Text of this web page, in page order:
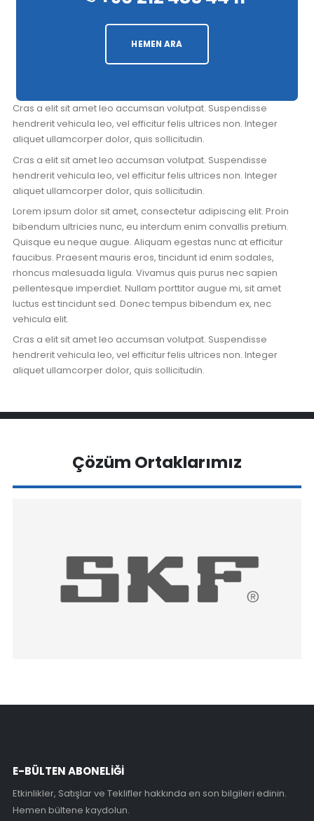
HEMEN ARA
Cras a elit sit amet leo accumsan volutpat. Suspendisse
hendrerit vehicula leo, vel efficitur felis ultrices non. Integer
aliquet ullamcorper dolor, quis sollicitudin.
Cras a elit sit amet leo accumsan volutpat. Suspendisse
hendrerit vehicula leo, vel efficitur felis ultrices non. Integer
aliquet ullamcorper dolor, quis sollicitudin.
Lorem ipsum dolor sit amet, consectetur adipiscing elit. Proin
bibendum ultricies nunc, eu interdum enim convallis pretium.
Quisque eu neque augue. Aliquam egestas nunc at efficitur
faucibus. Praesent mauris eros, tincidunt id enim sodales,
rhoncus malesuada ligula. Vivamus quis purus nec sapien
pellentesque imperdiet. Nullam porttitor augue mi, sit amet
luctus est tincidunt sed. Donec tempus bibendum ex, nec
vehicula elit.
Cras a elit sit amet leo accumsan volutpat. Suspendisse
hendrerit vehicula leo, vel efficitur felis ultrices non. Integer
aliquet ullamcorper dolor, quis sollicitudin.
Çözüm Ortaklarımız
E-BÜLTEN ABONELİĞİ
Etkinlikler, Satışlar ve Teklifler hakkında en son bilgileri edinin.
Hemen bültene kaydolun.